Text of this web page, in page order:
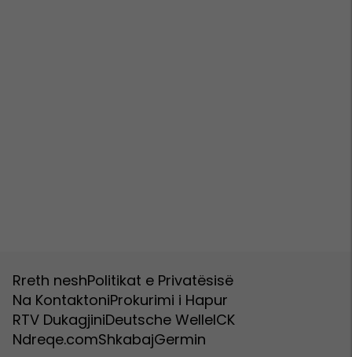
Rreth neshPolitikat e Privatësisë
Na KontaktoniProkurimi i Hapur
RTV DukagjiniDeutsche WelleICK
Ndreqe.comShkabajGermin